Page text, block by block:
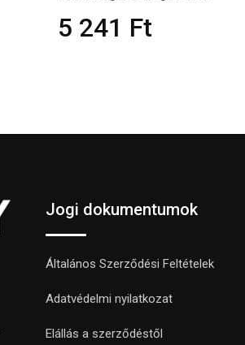
5 241 Ft
Jogi dokumentumok
Általános Szerződési Feltételek
Adatvédelmi nyilatkozat
Elállás a szerződéstől